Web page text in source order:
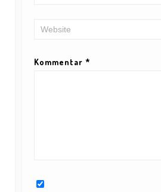
Kommentar *